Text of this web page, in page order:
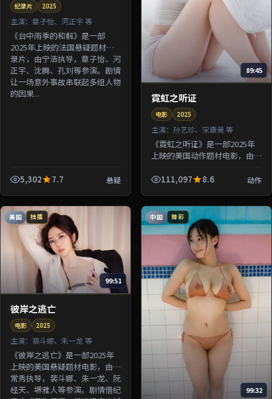
纪录片 2025
主演： 章子怡、河正宇 等
《台中雨季的和解》是一部
2025年上映的法国悬疑题材纪
录片，由宁浩执导，章子怡、河
正宇、沈腾、孔刘等参演。剧情
让一场意外事故串联起多组人物
的因果...
5,302 7.7 悬疑
89:45
霓虹之听证
电影 2025
主演： 孙艺珍、宋康昊 等
《霓虹之听证》是一部2025年
上映的美国动作题材电影，由钟
濑遥、沈腾等参演。剧情围绕一
111,097 8.6 动作
美国 独播
99:51
彼岸之逃亡
电影 2025
主演： 裴斗娜、朱一龙 等
《彼岸之逃亡》是一部2025年
上映的美国悬疑题材电影，由洪
常秀执导，裴斗娜、朱一龙、阮
经天、堺雅人等参演。剧情借纪
中国 臻彩
99:32